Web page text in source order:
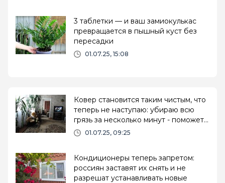
3 таблетки — и ваш замиокулькас
превращается в пышный куст без
пересадки
01.07.25, 15:08
Ковер становится таким чистым, что
теперь не наступаю: убираю всю
грязь за несколько минут - поможет
всего одна мелочь
01.07.25, 09:25
Кондиционеры теперь запретом:
россиян заставят их снять и не
разрешат устанавливать новые